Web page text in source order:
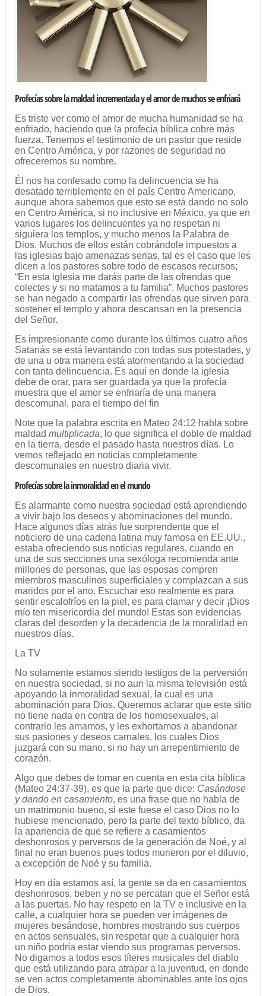
Profecías sobre la maldad incrementada y el amor de muchos se enfriará
Es triste ver como el amor de mucha humanidad se ha
enfriado, haciendo que la profecía bíblica cobre más
fuerza. Tenemos el testimonio de un pastor que reside
en Centro América, y por razones de seguridad no
ofreceremos su nombre.
Él nos ha confesado como la delincuencia se ha
desatado terriblemente en el país Centro Americano,
aunque ahora sabemos que esto se está dando no solo
en Centro América, si no inclusive en México, ya que en
varios lugares los delincuentes ya no respetan ni
siguiera los templos, y mucho menos la Palabra de
Dios. Muchos de ellos están cobrándole impuestos a
las iglesias bajo amenazas serias, tal es el caso que les
dicen a los pastores sobre todo de escasos recursos;
“En esta iglesia me darás parte de las ofrendas que
colectes y si no matamos a tu familia”. Muchos pastores
se han negado a compartir las ofrendas que sirven para
sostener el templo y ahora descansan en la presencia
del Señor.
Es impresionante como durante los últimos cuatro años
Satanás se está levantando con todas sus potestades, y
de una u otra manera está atormentando a la sociedad
con tanta delincuencia. Es aquí en donde la iglesia
debe de orar, para ser guardada ya que la profecía
muestra que el amor se enfriaría de una manera
descomunal, para el tiempo del fin
Note que la palabra escrita en Mateo 24:12 habla sobre
maldad multiplicada, lo que significa el doble de maldad
en la tierra, desde el pasado hasta nuestros días. Lo
vemos reflejado en noticias completamente
descomunales en nuestro diaria vivir.
Profecías sobre la inmoralidad en el mundo
Es alarmante como nuestra sociedad está aprendiendo
a vivir bajo los deseos y abominaciones del mundo.
Hace algunos días atrás fue sorprendente que el
noticiero de una cadena latina muy famosa en EE.UU.,
estaba ofreciendo sus noticias regulares, cuando en
una de sus secciones una sexóloga recomienda ante
millones de personas, que las esposas compren
miembros masculinos superficiales y complazcan a sus
maridos por el ano. Escuchar eso realmente es para
sentir escalofríos en la piel, es para clamar y decir ¡Dios
mío ten misericordia del mundo! Estas son evidencias
claras del desorden y la decadencia de la moralidad en
nuestros días.
La TV
No solamente estamos siendo testigos de la perversión
en nuestra sociedad, si no aun la misma televisión está
apoyando la inmoralidad sexual, la cual es una
abominación para Dios. Queremos aclarar que este sitio
no tiene nada en contra de los homosexuales, al
contrario les amamos, y les exhortamos a abandonar
sus pasiones y deseos carnales, los cuales Dios
juzgará con su mano, si no hay un arrepentimiento de
corazón.
Algo que debes de tomar en cuenta en esta cita bíblica
(Mateo 24:37-39), es que la parte que dice: Casándose
y dando en casamiento, es una frase que no habla de
un matrimonio bueno, si este fuese el caso Dios no lo
hubiese mencionado, pero la parte del texto bíblico, da
la apariencia de que se refiere a casamientos
deshonrosos y perversos de la generación de Noé, y al
final no eran buenos pues todos murieron por el diluvio,
a excepción de Noé y su familia.
Hoy en día estamos así, la gente se da en casamientos
deshonrosos, beben y no se percatan que el Señor está
a las puertas. No hay respeto en la TV e inclusive en la
calle, a cualquier hora se pueden ver imágenes de
mujeres besándose, hombres mostrando sus cuerpos
en actos sensuales, sin respetar que a cualquier hora
un niño podría estar viendo sus programas perversos.
No digamos a todos esos títeres musicales del diablo
que está utilizando para atrapar a la juventud, en donde
se ven actos completamente abominables ante los ojos
de Dios.